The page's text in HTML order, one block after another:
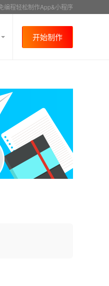
编程轻松制作App&小程序
开始制作